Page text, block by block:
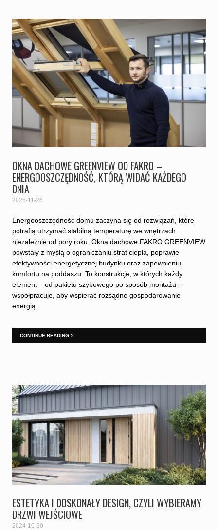
OKNA DACHOWE GREENVIEW OD FAKRO –
ENERGOOSZCZĘDNOŚĆ, KTÓRĄ WIDAĆ KAŻDEGO
DNIA
2025-11-26
Energooszczędność domu zaczyna się od rozwiązań, które
potrafią utrzymać stabilną temperaturę we wnętrzach
niezależnie od pory roku. Okna dachowe FAKRO GREENVIEW
powstały z myślą o ograniczaniu strat ciepła, poprawie
efektywności energetycznej budynku oraz zapewnieniu
komfortu na poddaszu. To konstrukcje, w których każdy
element – od pakietu szybowego po sposób montażu –
współpracuje, aby wspierać rozsądne gospodarowanie
energią.
CONTINUE READING
ESTETYKA I DOSKONAŁY DESIGN, CZYLI WYBIERAMY
DRZWI WEJŚCIOWE
2024-10-30